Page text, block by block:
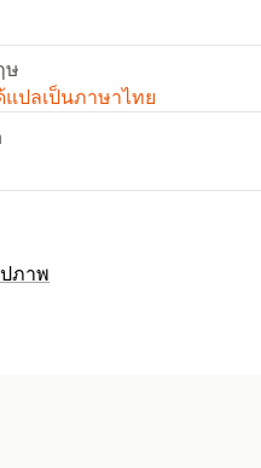
ษ
ปลเป็นภาษาไทย
ตะกร้าสินค้า
ภาพ